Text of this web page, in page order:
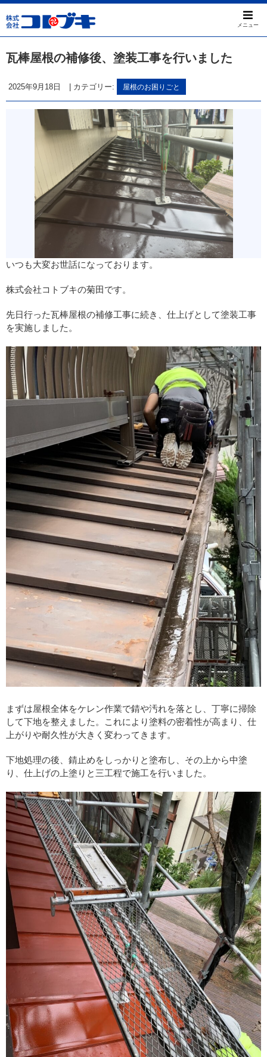
メニュー
瓦棒屋根の補修後、塗装工事を行いました
2025年9月18日 カテゴリー: 屋根のお困りごと
いつも大変お世話になっております。
株式会社コトブキの菊田です。
先日行った瓦棒屋根の補修工事に続き、仕上げとして塗装工事
を実施しました。
まずは屋根全体をケレン作業で錆や汚れを落とし、丁寧に掃除
して下地を整えました。これにより塗料の密着性が高まり、仕
上がりや耐久性が大きく変わってきます。
下地処理の後、錆止めをしっかりと塗布し、その上から中塗
り、仕上げの上塗りと三工程で施工を行いました。